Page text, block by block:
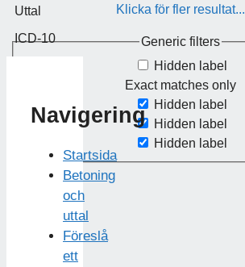
Klicka för fler resultat...
Generic filters
Hidden label
Exact matches only
Hidden label
Hidden label
Hidden label
Uttal
ICD-10
Navigering
Startsida
Betoning
och
uttal
Föreslå
ett